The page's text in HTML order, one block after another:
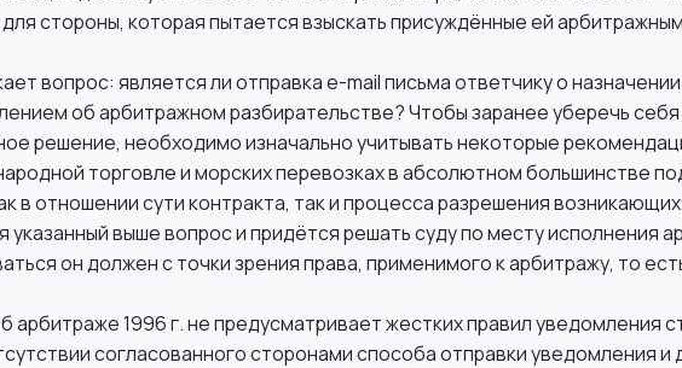
стороны, которая пытается взыскать присуждённые ей
вопрос: является ли отправка e-mail письма ответчику о
об арбитражном разбирательстве? Чтобы заранее уберечь
решение, необходимо изначально учитывать некоторые
торговле и морских перевозках в абсолютном большинстве
в отношении сути контракта, так и процесса разрешения
указанный выше вопрос и придётся решать суду по месту исполнения
он должен с точки зрения права, применимого к арбитражу, то
арбитраже 1996 г. не предусматривает жестких правил уведомления
согласованного сторонами способа отправки уведомления и